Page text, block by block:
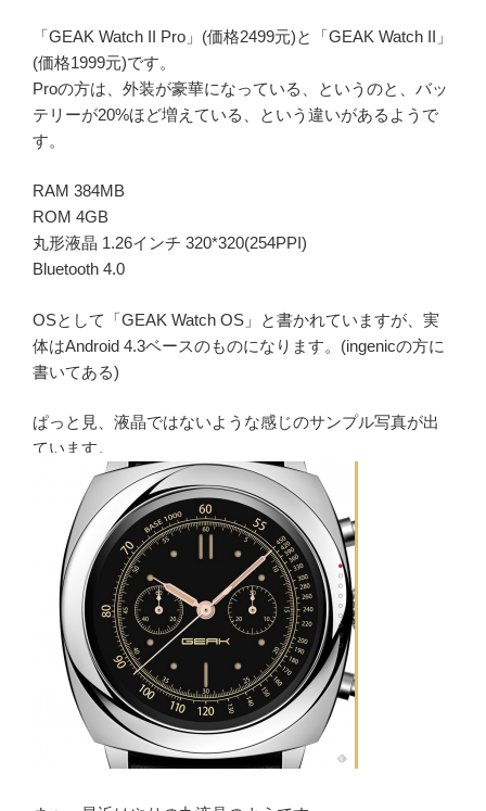
「GEAK Watch II Pro」(価格2499元)と「GEAK Watch II」
(価格1999元)です。
Proの方は、外装が豪華になっている、というのと、バッ
テリーが20%ほど増えている、という違いがあるようで
す。
RAM 384MB
ROM 4GB
丸形液晶 1.26インチ 320*320(254PPI)
Bluetooth 4.0
OSとして「GEAK Watch OS」と書かれていますが、実
体はAndroid 4.3ベースのものになります。(ingenicの方に
書いてある)
ぱっと見、液晶ではないような感じのサンプル写真が出
ています。